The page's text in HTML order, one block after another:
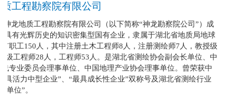
工程勘察院有限公司
龙地质工程勘察院有限公司（以下简称“神龙勘察院公司”）成
具有光辉历史的知识密集型国有企业，隶属于湖北省地质局地球
职工150人，其中注册土木工程师8人，注册测绘师7人，教授级
级工程师28人，工程师53人。是湖北省测绘协会副会长单位、中
专业委员会理事单位、中国地理产业协会理事单位。曾荣获中
具活力中型企业”、“最具成长性企业”双称号及湖北省测绘行业
单位”。